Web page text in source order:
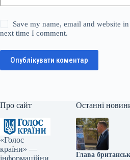
Save my name, email and website
next time I comment.
Опублікувати коментар
Про сайт
«Голос
країни» —
Останні
Глава